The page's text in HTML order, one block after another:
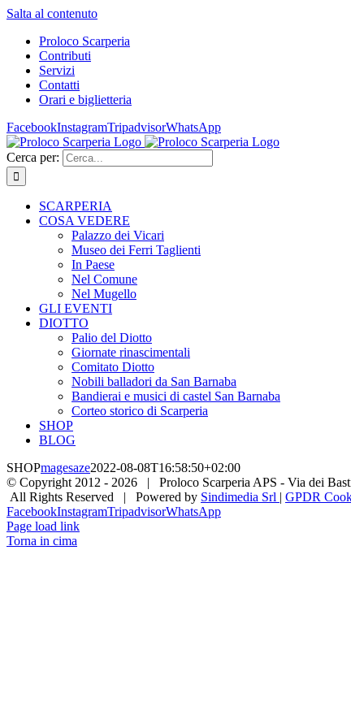
Salta al contenuto
Proloco Scarperia
Contributi
Servizi
Contatti
Orari e biglietteria
FacebookInstagramTripadvisorWhatsApp
Cerca per:
SCARPERIA
COSA VEDERE
Palazzo dei Vicari
Museo dei Ferri Taglienti
In Paese
Nel Comune
Nel Mugello
GLI EVENTI
DIOTTO
Palio del Diotto
Giornate rinascimentali
Comitato Diotto
Nobili balladori da San Barnaba
Bandierai e musici di castel San Barnaba
Corteo storico di Scarperia
SHOP
BLOG
SHOPmagesaze2022-08-08T16:58:50+02:00
© Copyright 2012 - 2026 | Proloco Scarperia APS - Via dei
All Rights Reserved | Powered by Sindimedia Srl | GPDR
FacebookInstagramTripadvisorWhatsApp
Page load link
Torna in cima